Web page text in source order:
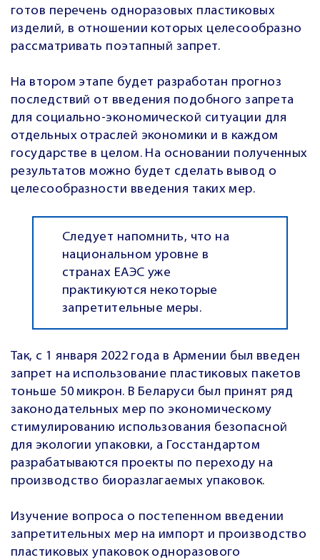
готов перечень одноразовых пластиковых
изделий, в отношении которых целесообразно
рассматривать поэтапный запрет.
На втором этапе будет разработан прогноз
последствий от введения подобного запрета
для социально-экономической ситуации для
отдельных отраслей экономики и в каждом
государстве в целом. На основании полученных
результатов можно будет сделать вывод о
целесообразности введения таких мер.
Следует напомнить, что на
национальном уровне в
странах ЕАЭС уже
практикуются некоторые
запретительные меры.
Так, с 1 января 2022 года в Армении был введен
запрет на использование пластиковых пакетов
тоньше 50 микрон. В Беларуси был принят ряд
законодательных мер по экономическому
стимулированию использования безопасной
для экологии упаковки, а Госстандартом
разрабатываются проекты по переходу на
производство биоразлагаемых упаковок.
Изучение вопроса о постепенном введении
запретительных мер на импорт и производство
пластиковых упаковок одноразового